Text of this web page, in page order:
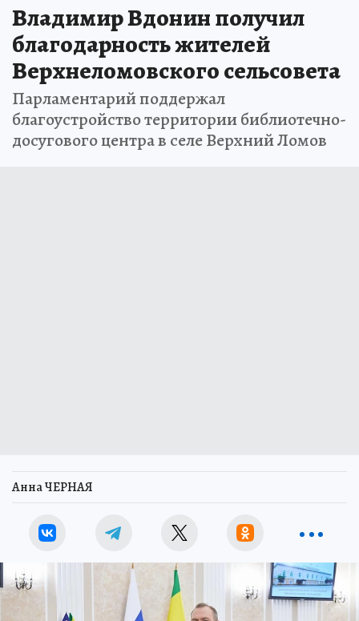
Владимир Вдонин получил
благодарность жителей
Верхнеломовского сельсовета
Парламентарий поддержал
благоустройство территории библиотечно-
досугового центра в селе Верхний Ломов
Анна ЧЕРНАЯ